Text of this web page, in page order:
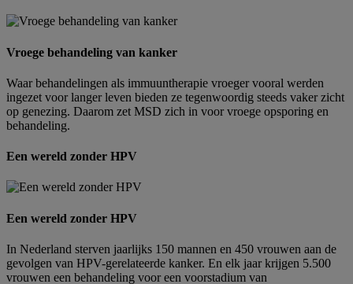
Vroege behandeling van kanker
Waar behandelingen als immuuntherapie vroeger vooral werden
ingezet voor langer leven bieden ze tegenwoordig steeds vaker zicht
op genezing. Daarom zet MSD zich in voor vroege opsporing en
behandeling.
Een wereld zonder HPV
Een wereld zonder HPV
In Nederland sterven jaarlijks 150 mannen en 450 vrouwen aan de
gevolgen van HPV-gerelateerde kanker. En elk jaar krijgen 5.500
vrouwen een behandeling voor een voorstadium van